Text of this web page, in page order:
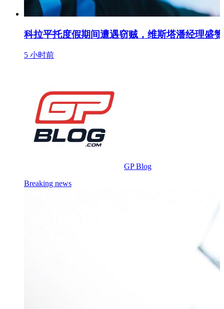
科拉平托度假期间遭遇窃贼，维斯塔潘经理盛
5 小时前
GP Blog
Breaking news